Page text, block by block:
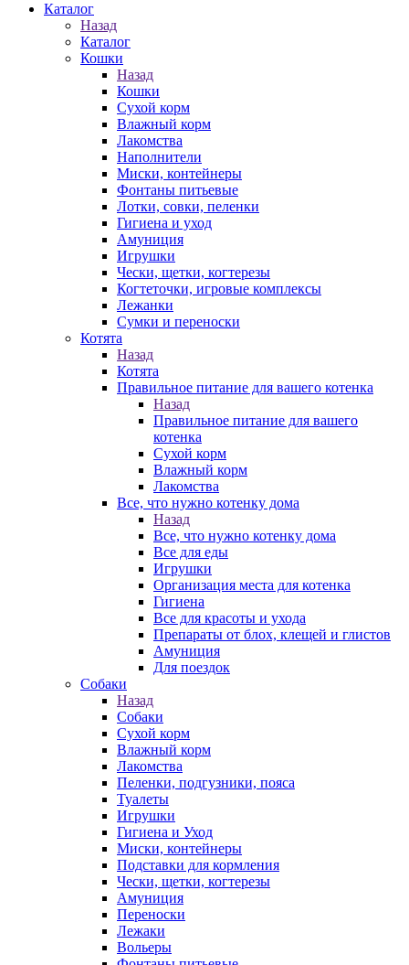
Каталог
Назад
Каталог
Кошки
Назад
Кошки
Сухой корм
Влажный корм
Лакомства
Наполнители
Миски, контейнеры
Фонтаны питьевые
Лотки, совки, пеленки
Гигиена и уход
Амуниция
Игрушки
Чески, щетки, когтерезы
Когтеточки, игровые комплексы
Лежанки
Сумки и переноски
Котята
Назад
Котята
Правильное питание для вашего котенка
Назад
Правильное питание для вашего
котенка
Сухой корм
Влажный корм
Лакомства
Все, что нужно котенку дома
Назад
Все, что нужно котенку дома
Все для еды
Игрушки
Организация места для котенка
Гигиена
Все для красоты и ухода
Препараты от блох, клещей и глистов
Амуниция
Для поездок
Собаки
Назад
Собаки
Сухой корм
Влажный корм
Лакомства
Пеленки, подгузники, пояса
Туалеты
Игрушки
Гигиена и Уход
Миски, контейнеры
Подставки для кормления
Чески, щетки, когтерезы
Амуниция
Переноски
Лежаки
Вольеры